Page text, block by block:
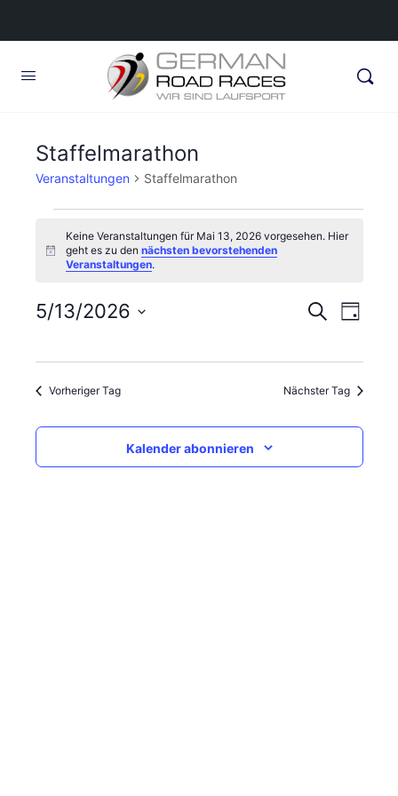
Staffelmarathon
Veranstaltungen Staffelmarathon
für
Mai
13,
Hinweis
Keine Veranstaltungen für Mai 13, 2026 vorgesehen. Hier
geht es zu dennächsten bevorstehenden
Veranstaltungen.
und
SucheTag
5/13/2026
wählen.
Vorheriger Tag Nächster Tag
Kalender abonnieren